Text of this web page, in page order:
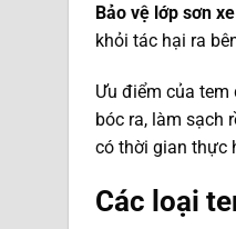
Bảo vệ lớp sơn
khỏi tác hại ra
Ưu điểm của tem
bóc ra, làm sạch
có thời gian thực
Các loại